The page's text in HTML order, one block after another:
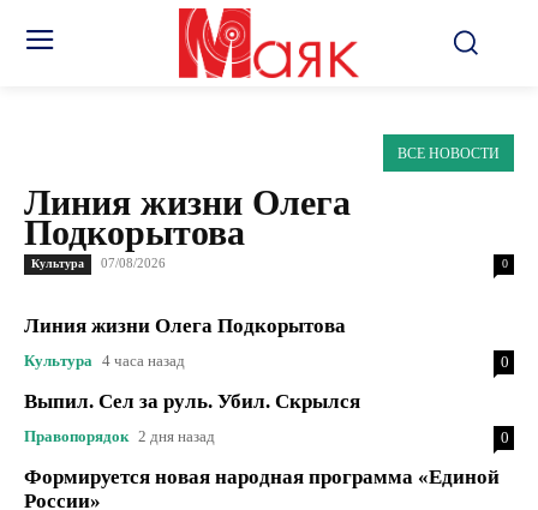
ВСЕ НОВОСТИ
Линия жизни Олега
Подкорытова
Культура 07/08/2026 0
Линия жизни Олега Подкорытова
Культура 4 часа назад 0
Выпил. Сел за руль. Убил. Скрылся
Правопорядок 2 дня назад 0
Формируется новая народная программа «Единой
России»